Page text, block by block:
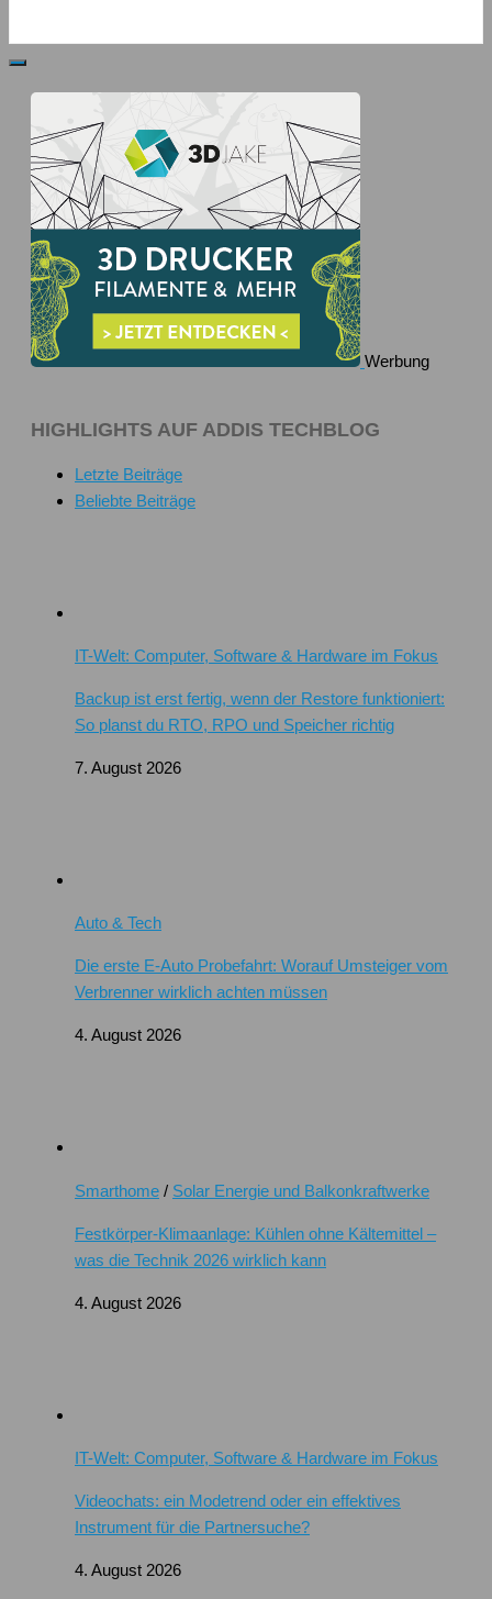
Werbung
HIGHLIGHTS AUF ADDIS TECHBLOG
Letzte Beiträge
Beliebte Beiträge
IT-Welt: Computer, Software & Hardware im Fokus
Backup ist erst fertig, wenn der Restore funktioniert:
So planst du RTO, RPO und Speicher richtig
7. August 2026
Auto & Tech
Die erste E-Auto Probefahrt: Worauf Umsteiger vom
Verbrenner wirklich achten müssen
4. August 2026
Smarthome / Solar Energie und Balkonkraftwerke
Festkörper-Klimaanlage: Kühlen ohne Kältemittel –
was die Technik 2026 wirklich kann
4. August 2026
IT-Welt: Computer, Software & Hardware im Fokus
Videochats: ein Modetrend oder ein effektives
Instrument für die Partnersuche?
4. August 2026